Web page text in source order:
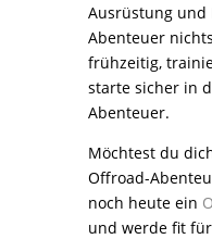
Ausrüstung und
Abenteuer
frühzeitig,
starte sicher in
Abenteuer.
Möchtest du
Offroad-
noch heute ein
und werde fit